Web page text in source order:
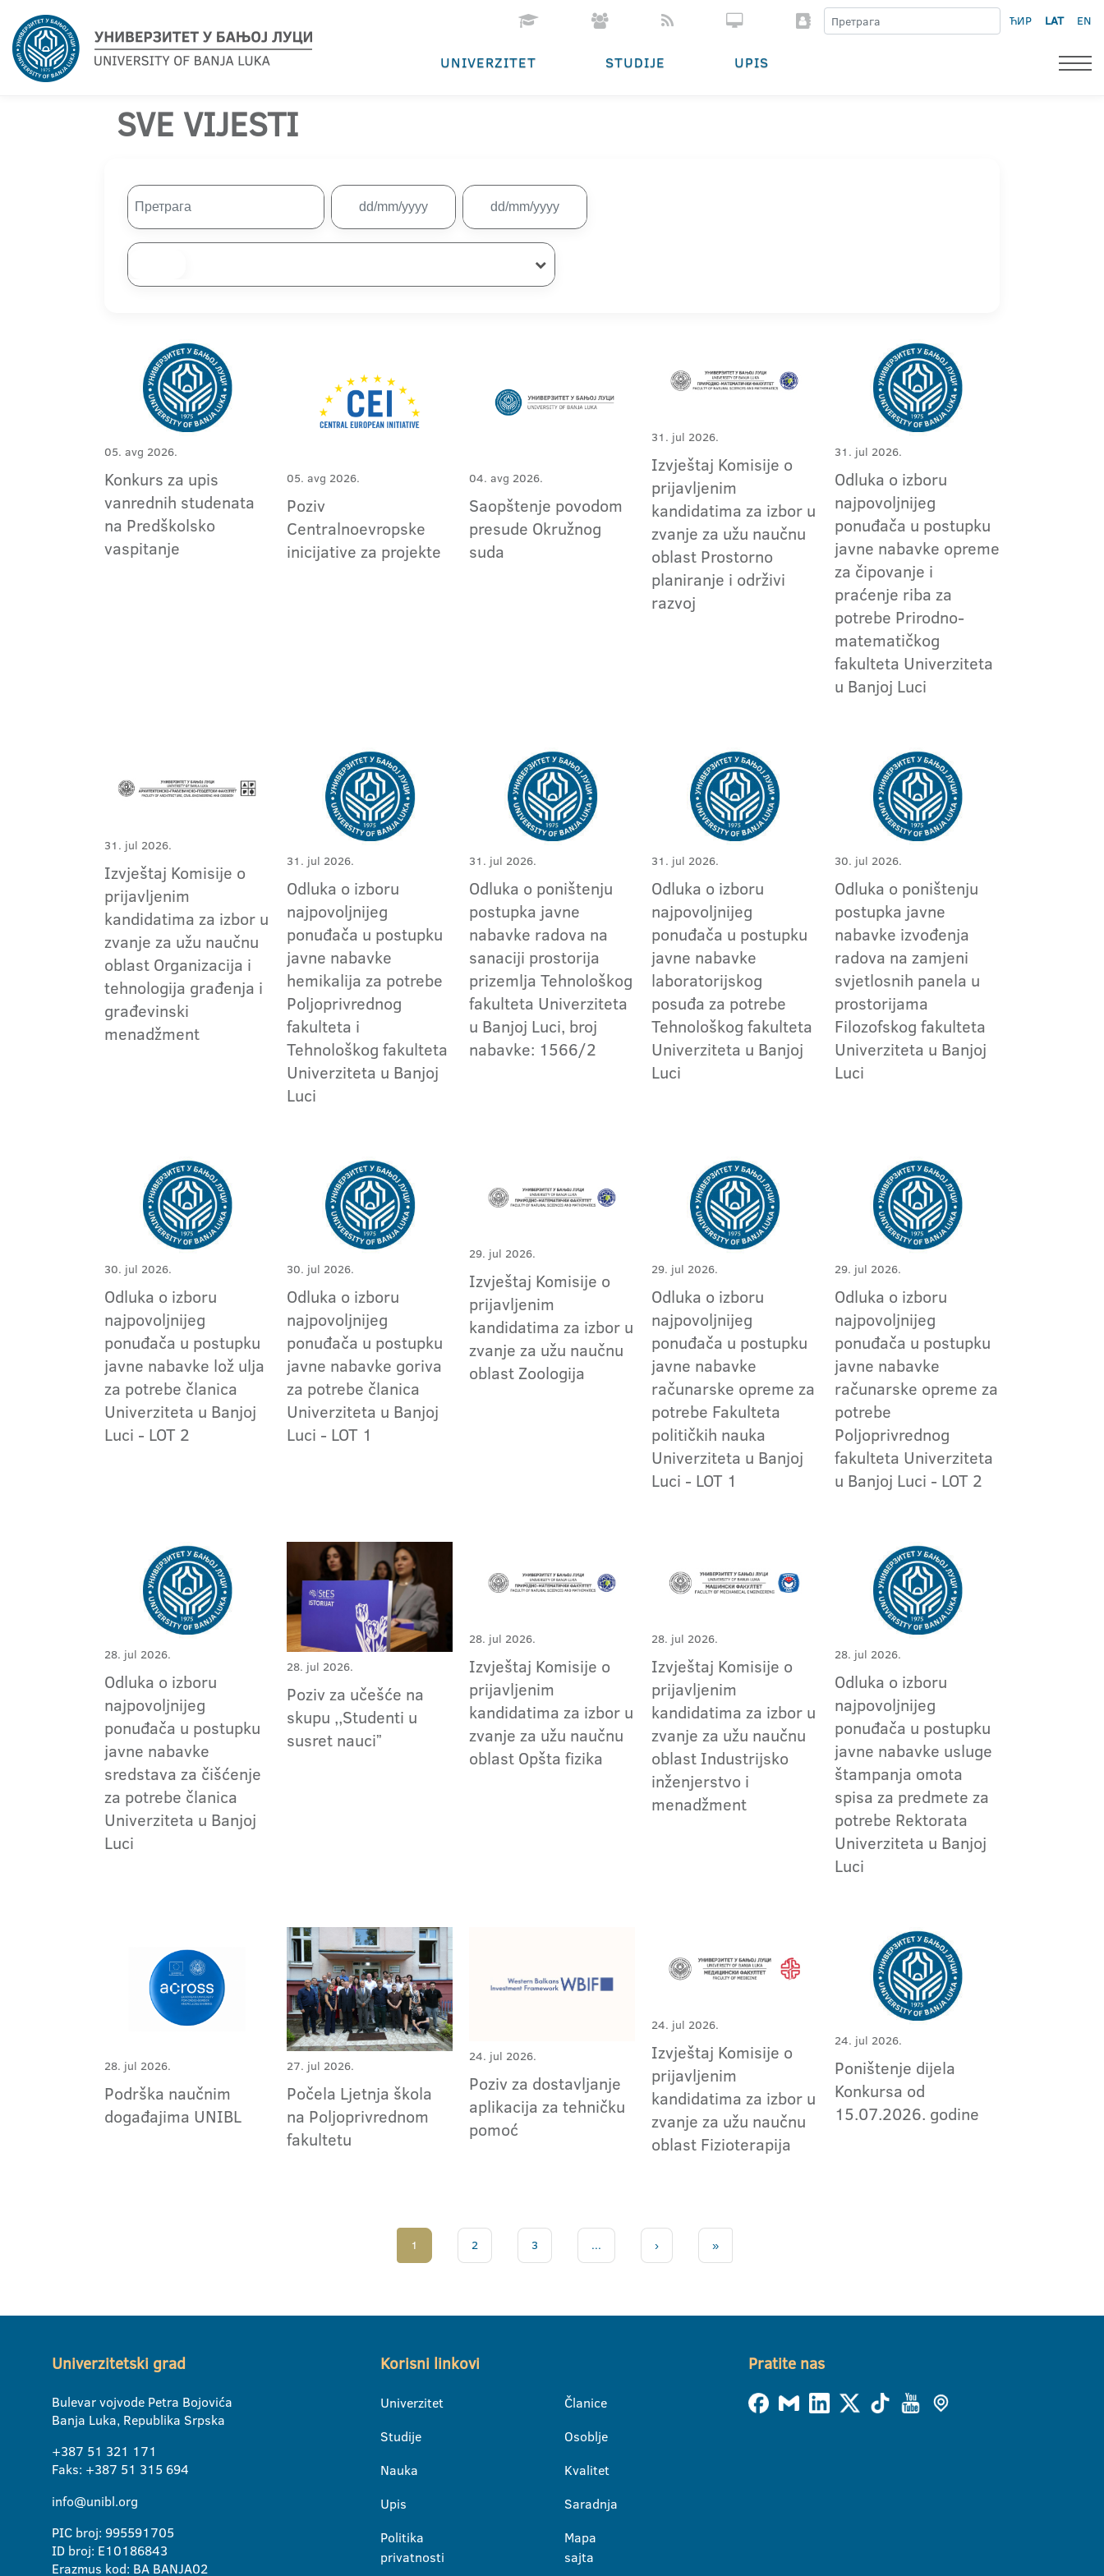
ЋИР LAT EN
UNIVERZITET STUDIJE UPIS
SVE VIJESTI
05. avg 2026.
Konkurs za upis
vanrednih studenata
na Predškolsko
vaspitanje
05. avg 2026.
Poziv
Centralnoevropske
inicijative za projekte
04. avg 2026.
Saopštenje povodom
presude Okružnog
suda
31. jul 2026.
Izvještaj Komisije o
prijavljenim
kandidatima za izbor u
zvanje za užu naučnu
oblast Prostorno
planiranje i održivi
razvoj
31. jul 2026.
Odluka o izboru
najpovoljnijeg
ponuđača u postupku
javne nabavke opreme
za čipovanje i
praćenje riba za
potrebe Prirodno-
matematičkog
fakulteta Univerziteta
u Banjoj Luci
31. jul 2026.
Izvještaj Komisije o
prijavljenim
kandidatima za izbor u
zvanje za užu naučnu
oblast Organizacija i
tehnologija građenja i
građevinski
menadžment
31. jul 2026.
Odluka o izboru
najpovoljnijeg
ponuđača u postupku
javne nabavke
hemikalija za potrebe
Poljoprivrednog
fakulteta i
Tehnološkog fakulteta
Univerziteta u Banjoj
Luci
31. jul 2026.
Odluka o poništenju
postupka javne
nabavke radova na
sanaciji prostorija
prizemlja Tehnološkog
fakulteta Univerziteta
u Banjoj Luci, broj
nabavke: 1566/2
31. jul 2026.
Odluka o izboru
najpovoljnijeg
ponuđača u postupku
javne nabavke
laboratorijskog
posuđa za potrebe
Tehnološkog fakulteta
Univerziteta u Banjoj
Luci
30. jul 2026.
Odluka o poništenju
postupka javne
nabavke izvođenja
radova na zamjeni
svjetlosnih panela u
prostorijama
Filozofskog fakulteta
Univerziteta u Banjoj
Luci
30. jul 2026.
Odluka o izboru
najpovoljnijeg
ponuđača u postupku
javne nabavke lož ulja
za potrebe članica
Univerziteta u Banjoj
Luci - LOT 2
30. jul 2026.
Odluka o izboru
najpovoljnijeg
ponuđača u postupku
javne nabavke goriva
za potrebe članica
Univerziteta u Banjoj
Luci - LOT 1
29. jul 2026.
Izvještaj Komisije o
prijavljenim
kandidatima za izbor u
zvanje za užu naučnu
oblast Zoologija
29. jul 2026.
Odluka o izboru
najpovoljnijeg
ponuđača u postupku
javne nabavke
računarske opreme za
potrebe Fakulteta
političkih nauka
Univerziteta u Banjoj
Luci - LOT 1
29. jul 2026.
Odluka o izboru
najpovoljnijeg
ponuđača u postupku
javne nabavke
računarske opreme za
potrebe
Poljoprivrednog
fakulteta Univerziteta
u Banjoj Luci - LOT 2
28. jul 2026.
Odluka o izboru
najpovoljnijeg
ponuđača u postupku
javne nabavke
sredstava za čišćenje
za potrebe članica
Univerziteta u Banjoj
Luci
28. jul 2026.
Poziv za učešće na
skupu ,,Studenti u
susret nauciˮ
28. jul 2026.
Izvještaj Komisije o
prijavljenim
kandidatima za izbor u
zvanje za užu naučnu
oblast Opšta fizika
28. jul 2026.
Izvještaj Komisije o
prijavljenim
kandidatima za izbor u
zvanje za užu naučnu
oblast Industrijsko
inženjerstvo i
menadžment
28. jul 2026.
Odluka o izboru
najpovoljnijeg
ponuđača u postupku
javne nabavke usluge
štampanja omota
spisa za predmete za
potrebe Rektorata
Univerziteta u Banjoj
Luci
28. jul 2026.
Podrška naučnim
događajima UNIBL
27. jul 2026.
Počela Ljetnja škola
na Poljoprivrednom
fakultetu
24. jul 2026.
Poziv za dostavljanje
aplikacija za tehničku
pomoć
24. jul 2026.
Izvještaj Komisije o
prijavljenim
kandidatima za izbor u
zvanje za užu naučnu
oblast Fizioterapija
24. jul 2026.
Poništenje dijela
Konkursa od
15.07.2026. godine
1 2 3 ... › »
Univerzitetski grad
Bulevar vojvode Petra Bojovića
Banja Luka, Republika Srpska
+387 51 321 171
Faks: +387 51 315 694
info@unibl.org
PIC broj: 995591705
ID broj: E10186843
Erazmus kod: BA BANJA02
Korisni linkovi
Univerzitet
Studije
Nauka
Upis
Politika
privatnosti
Članice
Osoblje
Kvalitet
Saradnja
Mapa
sajta
Pratite nas